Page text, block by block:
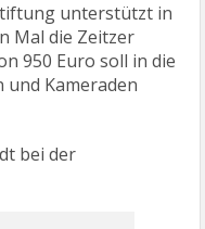
unterstützt in
Mal die Zeitzer
950 Euro soll in die
Kameraden
bei der